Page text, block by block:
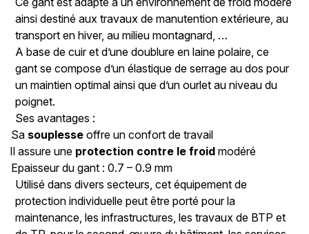
ainsi destiné aux travaux de manutention extérieure, au
transport en hiver, au milieu montagnard, …
A base de cuir et d’une doublure en laine polaire, ce
gant se compose d’un élastique de serrage au dos pour
un maintien optimal ainsi que d’un ourlet au niveau du
poignet.
Ses avantages :
Sa souplesse offre un confort de travail
Il assure une protection contre le froid modéré
Epaisseur du gant : 0.7 – 0.9 mm
Utilisé dans divers secteurs, cet équipement de
protection individuelle peut être porté pour la
maintenance, les infrastructures, les travaux de BTP et